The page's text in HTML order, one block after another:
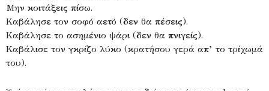
Μην κοιτάξεις πίσω.
Καβάλησε τον σοφό αετό (δεν θα πέσεις).
Καβάλησε το ασημένιο ψάρι (δεν θα πνιγείς).
Καβάλισε τον γκρίζο λύκο (κρατήσου γερά απ’ το τρίχωμά
του).